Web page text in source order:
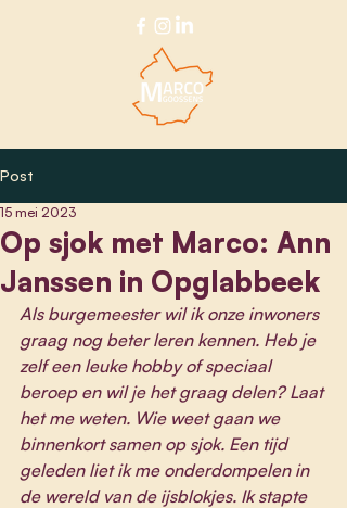
Post
Op sjok met Marco: Ann
Janssen in Opglabbeek
15 mei 2023
Als burgemeester wil ik onze inwoners
graag nog beter leren kennen. Heb je
zelf een leuke hobby of speciaal
beroep en wil je het graag delen? Laat
het me weten. Wie weet gaan we
binnenkort samen op sjok. Een tijd
geleden liet ik me onderdompelen in
de wereld van de ijsblokjes. Ik stapte